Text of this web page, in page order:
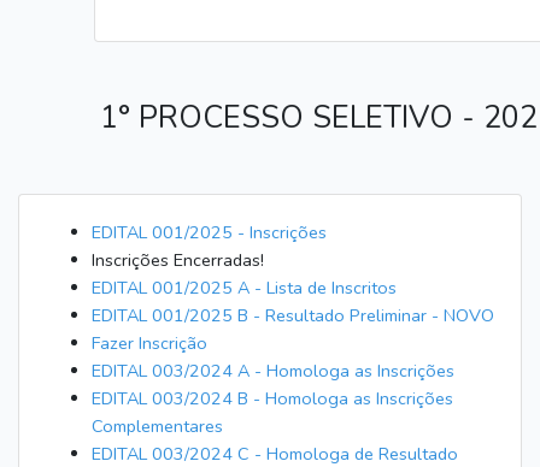
1° PROCESSO SELETIVO -
EDITAL 001/2025 - Inscrições
Inscrições Encerradas!
EDITAL 001/2025 A - Lista de Inscritos
EDITAL 001/2025 B - Resultado Preliminar - NOVO
Fazer Inscrição
EDITAL 003/2024 A - Homologa as Inscrições
EDITAL 003/2024 B - Homologa as Inscrições
Complementares
EDITAL 003/2024 C - Homologa de Resultado